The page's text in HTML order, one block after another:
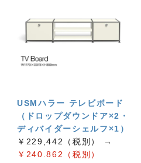
USMハラー テレビボード
（ドロップダウンドア×2・
ディバイダーシェルフ×1）
￥229,442（税別） →
￥240.862（税別）